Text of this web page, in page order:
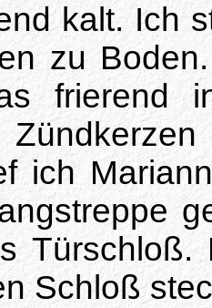
kalt. Ich
zu
frierend
ich
Schloß